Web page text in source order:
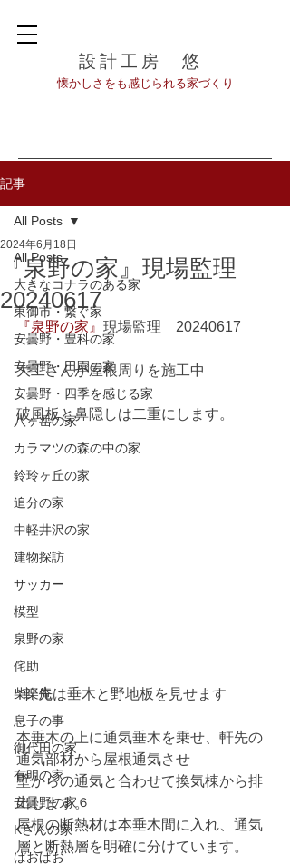
設計工房 悠
​懐かしさをも感じられる家づくり
記事
All Posts
大きなコナラのある家
東御市・繋ぐ家
安曇野・豊科の家
安曇野・田園の家
安曇野・四季を感じる家
八ヶ岳の家
カラマツの森の中の家
鈴玲ヶ丘の家
追分の家
中軽井沢の家
建物探訪
サッカー
模型
泉野の家
侘助
柴楽庵
息子の事
御代田の家
有明の家
安曇野の家６
Kさんの家
ぱおぱお
All Posts
『泉野の家』現場監理
20240617
2024年6月18日
『泉野の家』 現場監理　20240617
大工さんが屋根周りを施工中
破風板と鼻隠しは二重にします。
↑軒先は垂木と野地板を見せます
本垂木の上に通気垂木を乗せ、軒先の
通気部材から屋根通気させ
壁からの通気と合わせて換気棟から排
出します。
屋根の断熱材は本垂木間に入れ、通気
層と断熱層を明確に分けています。